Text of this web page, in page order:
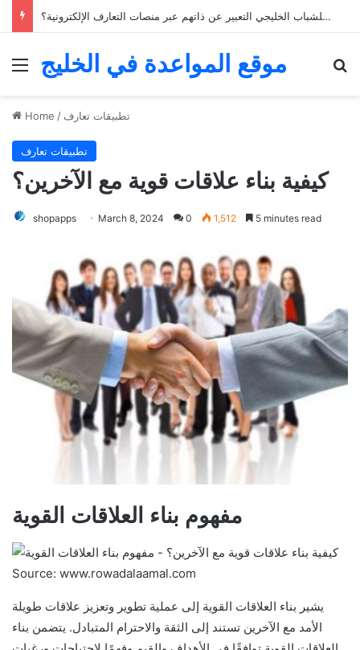
كيف يمكن للشباب الخليجي التعبير عن ذاتهم عبر منصات التعارف الإلكترونية؟
Menu
موقع المواعدة في الخليج
Home / تطبيقات تعارف
تطبيقات تعارف
كيفية بناء علاقات قوية مع الآخرين؟
shopapps March 8, 2024 0 1,512 5 minutes read
مفهوم بناء العلاقات القوية
Source: www.rowadalaamal.com
يشير بناء العلاقات القوية إلى عملية تطوير وتعزيز علاقات طويلة
الأمد مع الآخرين تستند إلى الثقة والاحترام المتبادل. يتضمن بناء